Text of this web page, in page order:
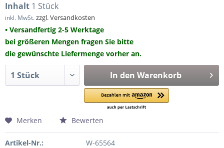
Inhalt 1 Stück
inkl. MwSt.zzgl. Versandkosten
• Versandfertig 2-5 Werktage
bei größeren Mengen fragen Sie bitte
die gewünschte Liefermenge vorher an.
In den Warenkorb
Merken Bewerten
Artikel-Nr.: W-65564